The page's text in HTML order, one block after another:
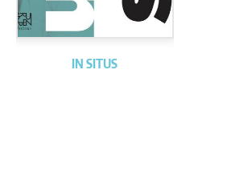
IN SITUS